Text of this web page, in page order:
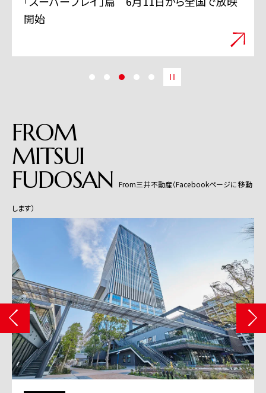
開始
FROM
MITSUI
FUDOSAN From三井不動産（Facebookページに移動
します）